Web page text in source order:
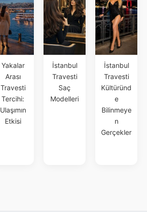
Yakalar
Arası
Travesti
Tercihi:
Ulaşımın
Etkisi
İstanbul
Travesti
Saç
Modelleri
İstanbul
Travesti
Kültüründ
e
Bilinmeye
n
Gerçekler